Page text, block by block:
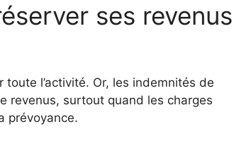
ses revenus
l’activité. Or, les indemnités de
revenus, surtout quand les charges
prévoyance.